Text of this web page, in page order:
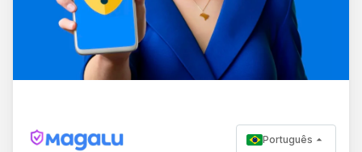
Português